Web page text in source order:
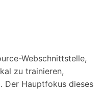
Webschnittstelle,
zu trainieren,
Der Hauptfokus dieses